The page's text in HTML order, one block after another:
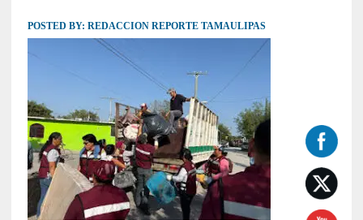
POSTED BY: REDACCION REPORTE TAMAULIPAS